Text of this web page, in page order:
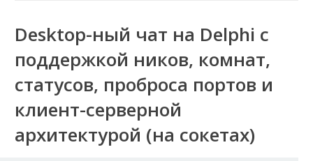
Desktop-ный чат на Delphi с
поддержкой ников, комнат,
статусов, проброса портов и
клиент-серверной
архитектурой (на сокетах)